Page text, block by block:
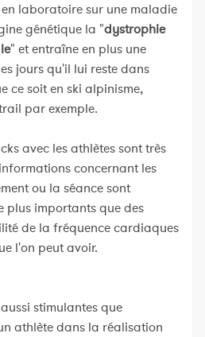
laboratoire sur une maladie
génétique la "dystrophie
" et entraîne en plus une
jours qu'il lui reste dans
ce soit en ski alpinisme,
par exemple.
avec les athlètes sont très
concernant les
ou la séance sont
plus importants que des
de la fréquence cardiaques
l'on peut avoir.
stimulantes que
athlète dans la réalisation